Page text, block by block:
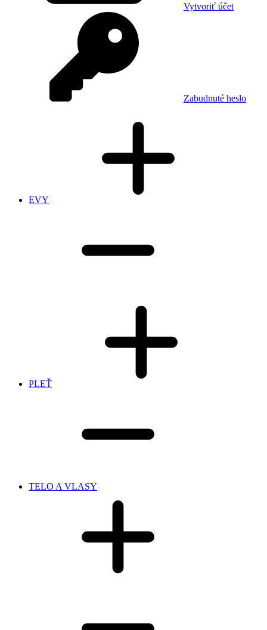
Vytvoriť účet
Zabudnuté heslo
EVY
PLEŤ
TELO A VLASY